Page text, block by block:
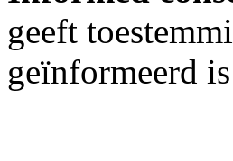
geeft
geïnformeerd is